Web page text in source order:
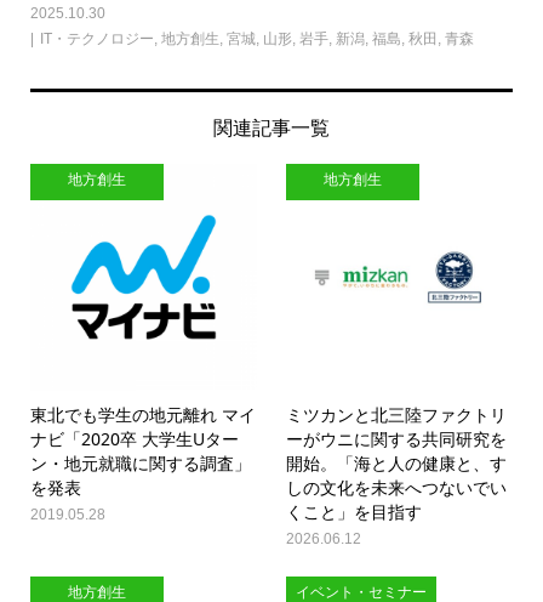
2025.10.30
IT・テクノロジー, 地方創生, 宮城, 山形, 岩手, 新潟, 福島, 秋田 , 青森
関連記事一覧
地方創生
東北でも学生の地元離れ マイ
ナビ「2020卒 大学生Uター
ン・地元就職に関する調査」
を発表
2019.05.28
地方創生
ミツカンと北三陸ファクトリ
ーがウニに関する共同研究を
開始。「海と人の健康と、す
しの文化を未来へつないでい
くこと」を目指す
2026.06.12
地方創生 イベント・セミナー